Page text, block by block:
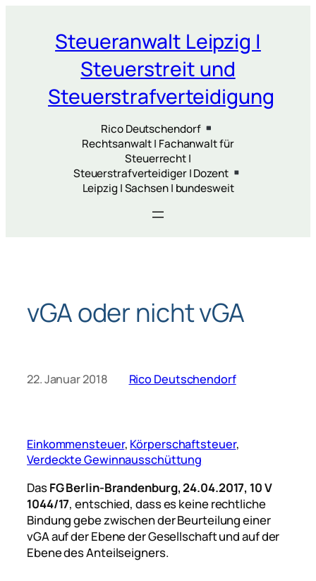
springenSteueranwalt Leipzig |
Steuerstreit und
Steuerstrafverteidigung
Rico Deutschendorf
Rechtsanwalt | Fachanwalt für
Steuerrecht |
Steuerstrafverteidiger | Dozent
Leipzig | Sachsen | bundesweit
vGA oder nicht vGA
22. Januar 2018 Rico Deutschendorf
Einkommensteuer, Körperschaftsteuer
Verdeckte Gewinnausschüttung
DasFG Berlin-Brandenburg, 24.04.2017, 10 V
1044/17, entschied, dass es keine rechtliche
Bindung gebe zwischen der Beurteilung einer
vGA auf der Ebene der Gesellschaft und auf der
Ebene des Anteilseigners.